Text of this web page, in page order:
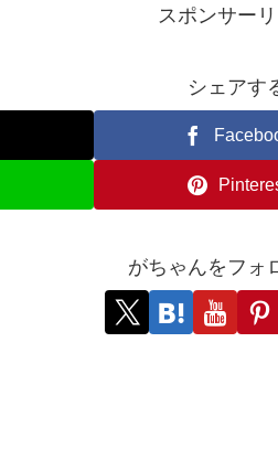
スポンサー
シェアす
がちゃんをフォ